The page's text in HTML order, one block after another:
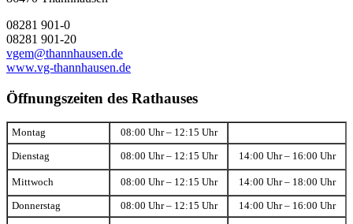
08281 901-0
08281 901-20
vgem@thannhausen.de
www.vg-thannhausen.de
Öffnungszeiten des Rathauses
Montag 08:00 Uhr – 12:15 Uhr
Dienstag 08:00 Uhr – 12:15 Uhr 14:00 Uhr – 16:00 Uhr
Mittwoch 08:00 Uhr – 12:15 Uhr 14:00 Uhr – 18:00 Uhr
Donnerstag 08:00 Uhr – 12:15 Uhr 14:00 Uhr – 16:00 Uhr